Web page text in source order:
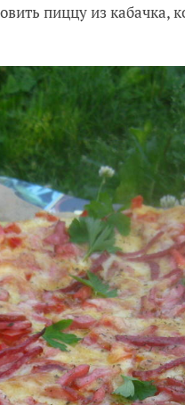
пиццу из кабачка,